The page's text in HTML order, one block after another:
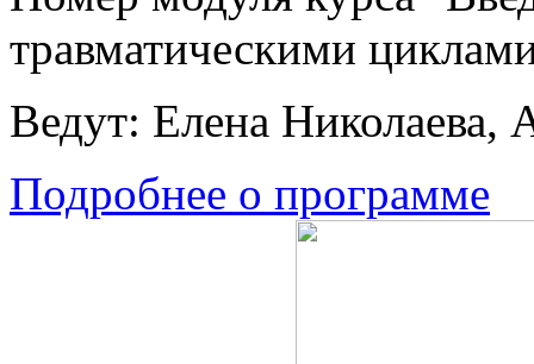
травматическими
Ведут: Елена Николаева,
Подробнее о программе